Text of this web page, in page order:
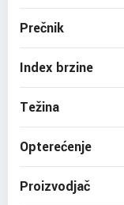
Prečnik
Index brzine
Težina
Opterećenje
Proizvodjač